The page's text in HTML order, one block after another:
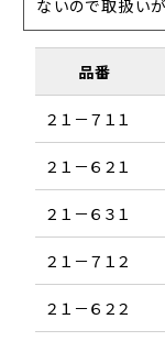
ないので取扱いが
品番
２１－７１１
２１－６２１
２１－６３１
２１－７１２
２１－６２２